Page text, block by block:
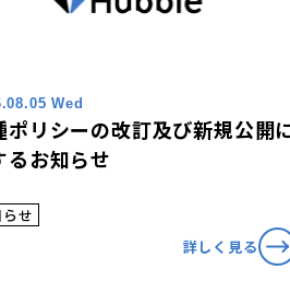
Wed
ポリシーの改訂及び新規公開
るお知らせ
せ
詳しく見る